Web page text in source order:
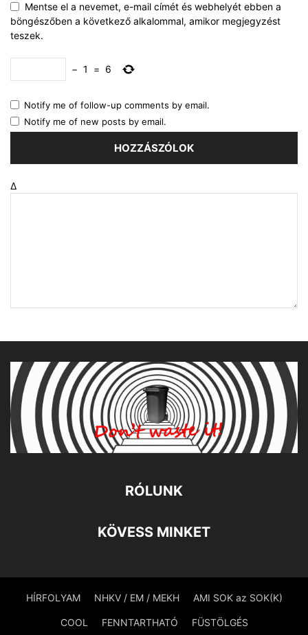
Mentse el a nevemet, e-mail címét és webhelyét ebben a
böngészőben a következő alkalommal, amikor megjegyzést
teszek.
− 1 = 6
Notify me of follow-up comments by email.
Notify me of new posts by email.
Δ
RÓLUNK
KÖVESS MINKET
HÍRFOLYAM NHKV / EM / MEKH AMI SOK az SOK(K)
COOL FENNTARTHATÓ FÜSTÖLGÉS